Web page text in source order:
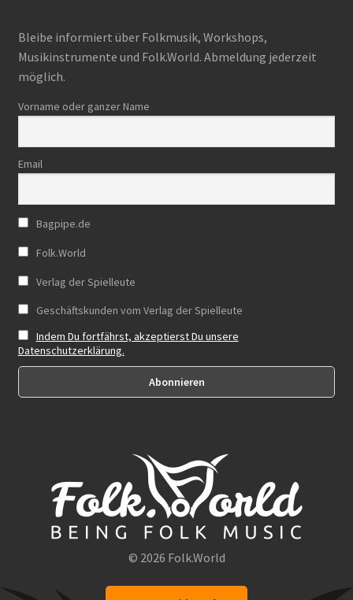
Bleibe informiert über Folkmusik, Workshops,
Musikinstrumente und Folk.World. Abmeldung jederzeit
möglich.
Vorname oder ganzer Name
Email
Bagpipe.de
Folk.World
Verlag der Spielleute
Geschäftskunden vom Verlag der Spielleute
Indem Du fortfährst, akzeptierst Du unsere
Datenschutzerklärung.
© 2026 Folk.World